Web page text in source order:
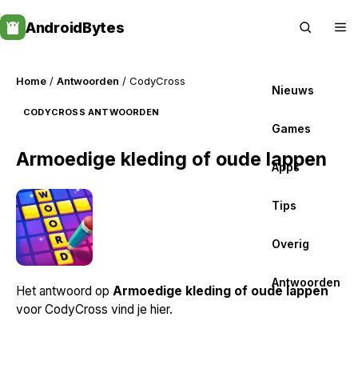
to
content
AndroidBytes
Nieuws
Games
Apps
Tips
Overig
Antwoorden
Home / Antwoorden / CodyCross
CODYCROSS ANTWOORDEN
Armoedige kleding of oude lappen
Het antwoord op Armoedige kleding of oude lappen
voor CodyCross vind je hier.